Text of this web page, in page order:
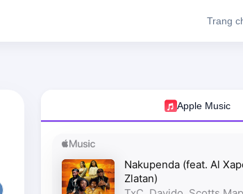
Trang
Apple Music